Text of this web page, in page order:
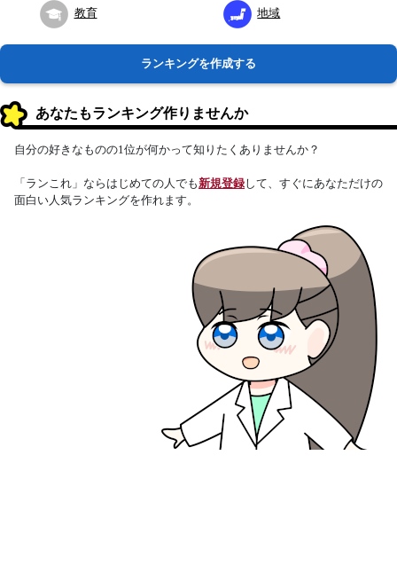
教育 地域
ランキングを作成する
あなたもランキング作りませんか
自分の好きなものの1位が何かって知りたくありませんか？
「ランこれ」ならはじめての人でも新規登録して、すぐにあなただけの
面白い人気ランキングを作れます。